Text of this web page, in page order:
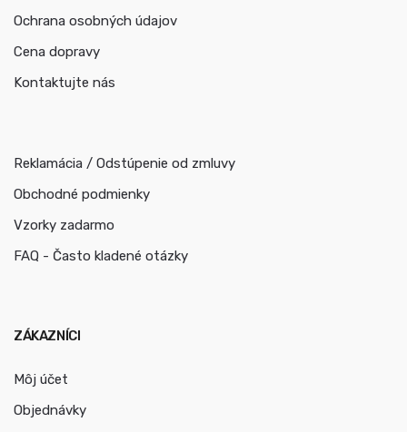
Ochrana osobných údajov
Cena dopravy
Kontaktujte nás
Reklamácia / Odstúpenie od zmluvy
Obchodné podmienky
Vzorky zadarmo
FAQ - Často kladené otázky
ZÁKAZNÍCI
Môj účet
Objednávky